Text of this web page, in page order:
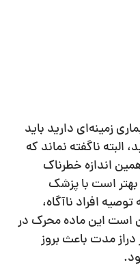
زمینه‌ای دارید باید
البته ناگفته نماند که
اندازه خطرناک
است با پزشک
افراد ناآگاه،
است این ماده محرک در
مدت باعث بروز